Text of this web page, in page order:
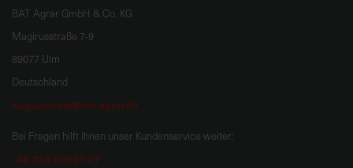
BAT Agrar GmbH & Co. KG
Magirusstraße 7-9
89077 Ulm
Deutschland
hug.zentrale@bat-agrar.de
Bei Fragen hilft Ihnen unser Kundenservice weiter:
+49 251 60957 47